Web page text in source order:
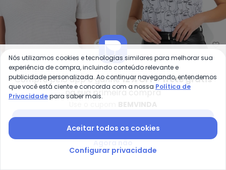
Quintess - Blusa Polo (Off
Blusa Polo (Off White)
em Malha Texturizada
QUINTESS
A partir deR$ 44,99R$ 69,99
Blusa Estampada Manga
Curta (Branca)
BONPRIX
R$ 19,99R$ 59,99
-45%
Compre pelo app e ganhe12% OFF + frete grátis
na sua primeira compra
Nós utilizamos cookies e tecnologias similares para melhorar sua
experiência de compra, incluindo conteúdo relevante e
publicidade personalizada. Ao continuar navegando, entendemos
que você está ciente e concorda com a nossa Política de
Privacidadepara saber mais.
Aceitar todos os cookies
Configurar privacidade